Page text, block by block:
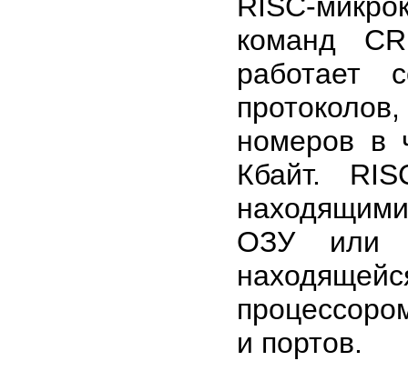
команд
работает
номеров в
Кбайт.
ОЗУ или
и портов.